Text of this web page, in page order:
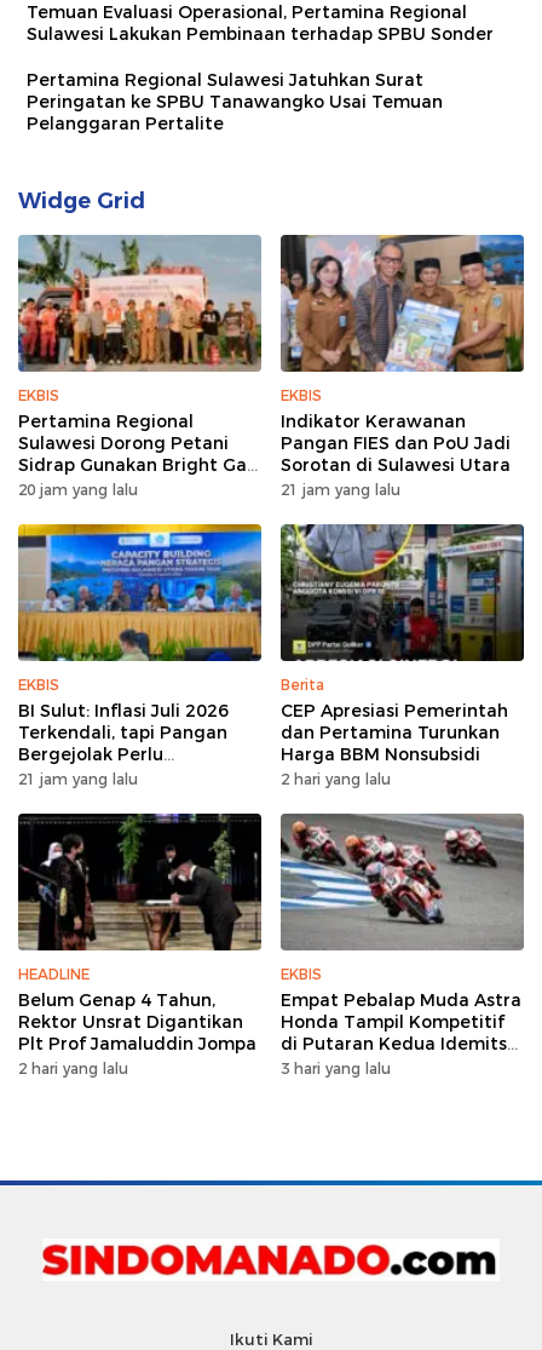
Temuan Evaluasi Operasional, Pertamina Regional
Sulawesi Lakukan Pembinaan terhadap SPBU Sonder
Pertamina Regional Sulawesi Jatuhkan Surat
Peringatan ke SPBU Tanawangko Usai Temuan
Pelanggaran Pertalite
Widge Grid
EKBIS
Pertamina Regional
Sulawesi Dorong Petani
Sidrap Gunakan Bright Gas
untuk Pompa Irigasi
20 jam yang lalu
EKBIS
Indikator Kerawanan
Pangan FIES dan PoU Jadi
Sorotan di Sulawesi Utara
21 jam yang lalu
EKBIS
BI Sulut: Inflasi Juli 2026
Terkendali, tapi Pangan
Bergejolak Perlu
Diwaspadai
21 jam yang lalu
Berita
CEP Apresiasi Pemerintah
dan Pertamina Turunkan
Harga BBM Nonsubsidi
2 hari yang lalu
HEADLINE
Belum Genap 4 Tahun,
Rektor Unsrat Digantikan
Plt Prof Jamaluddin Jompa
2 hari yang lalu
EKBIS
Empat Pebalap Muda Astra
Honda Tampil Kompetitif
di Putaran Kedua Idemitsu
Moto4 Asia Cup 2026
3 hari yang lalu
Ikuti Kami